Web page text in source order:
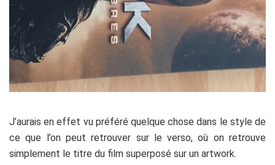
J’aurais en effet vu préféré quelque chose dans le style de
ce que l’on peut retrouver sur le verso, où on retrouve
simplement le titre du film superposé sur un artwork.